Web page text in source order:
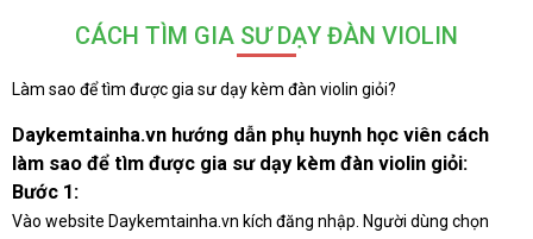
CÁCH TÌM GIA SƯ DẠY ĐÀN VIOLIN
Làm sao để tìm được gia sư dạy kèm đàn violin giỏi?
Daykemtainha.vn hướng dẫn phụ huynh học viên cách
làm sao để tìm được gia sư dạy kèm đàn violin giỏi:
Bước 1:
Vào website Daykemtainha.vn kích đăng nhập. Người dùng chọn